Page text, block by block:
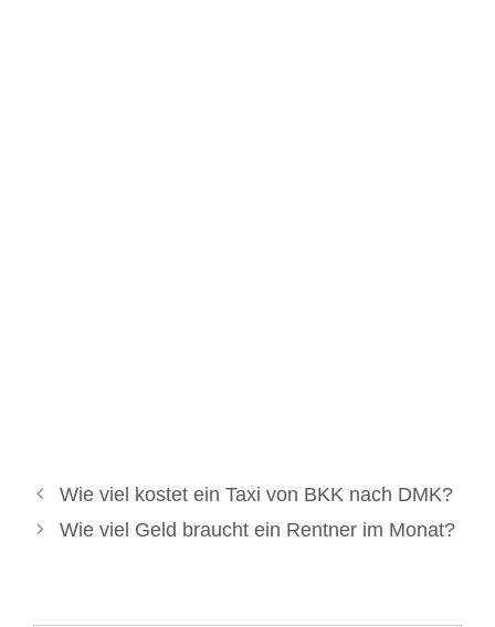
Wie viel kostet ein Taxi von BKK nach DMK?
Wie viel Geld braucht ein Rentner im Monat?